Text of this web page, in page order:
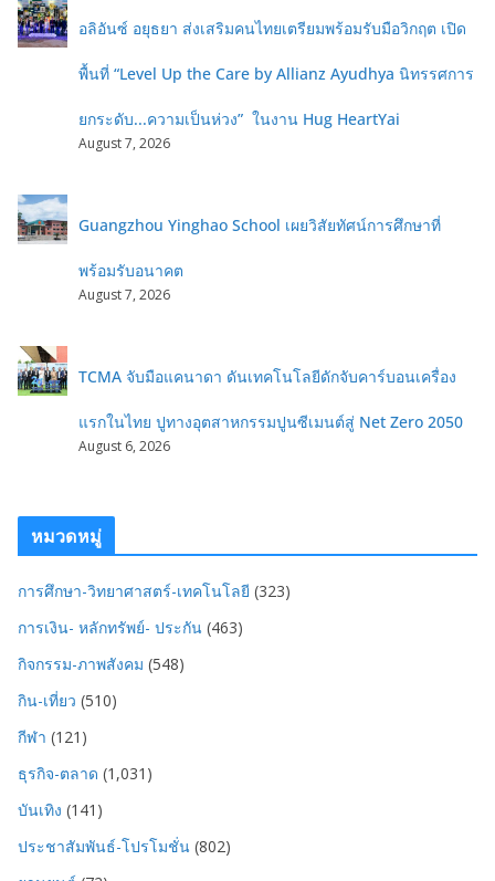
อลิอันซ์ อยุธยา ส่งเสริมคนไทยเตรียมพร้อมรับมือวิกฤต เปิด
พื้นที่ “Level Up the Care by Allianz Ayudhya นิทรรศการ
ยกระดับ...ความเป็นห่วง” ในงาน Hug HeartYai
August 7, 2026
Guangzhou Yinghao School เผยวิสัยทัศน์การศึกษาที่
พร้อมรับอนาคต
August 7, 2026
TCMA จับมือแคนาดา ดันเทคโนโลยีดักจับคาร์บอนเครื่อง
แรกในไทย ปูทางอุตสาหกรรมปูนซีเมนต์สู่ Net Zero 2050
August 6, 2026
หมวดหมู่
การศึกษา-วิทยาศาสตร์-เทคโนโลยี (323)
การเงิน- หลักทรัพย์- ประกัน (463)
กิจกรรม-ภาพสังคม (548)
กิน-เที่ยว (510)
กีฬา (121)
ธุรกิจ-ตลาด (1,031)
บันเทิง (141)
ประชาสัมพันธ์-โปรโมชั่น (802)